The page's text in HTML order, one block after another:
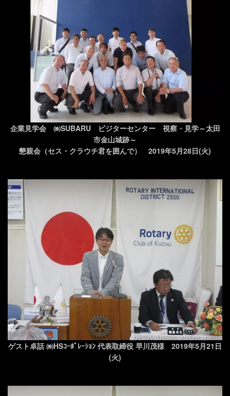
企業見学会 ㈱SUBARU ビジターセンター 視察・見学～太田
市金山城跡～
懇親会（セス・クラウチ君を囲んで） 2019年5月28日(火)
ゲスト卓話 ㈱HSｺｰﾎﾟﾚｰｼｮﾝ 代表取締役 早川茂様 2019年5月21日
(火)